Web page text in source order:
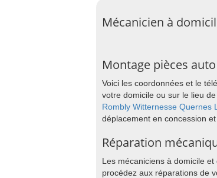
Mécanicien à
Montage pièces
Voici les coordonnées et le
votre domicile ou sur le lieu
Rombly Witternesse Quernes
déplacement en concession et
Réparation
Les mécaniciens à domicile
procédez aux réparations de